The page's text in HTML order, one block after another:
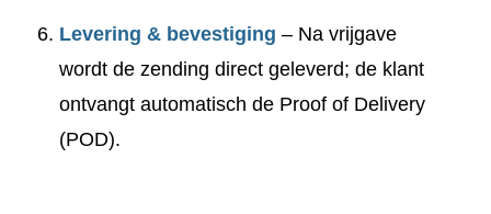
Levering & bevestiging – Na vrijgave
wordt de zending direct geleverd; de klant
ontvangt automatisch de Proof of Delivery
(POD).